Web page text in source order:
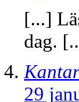
[...]
dag.
29